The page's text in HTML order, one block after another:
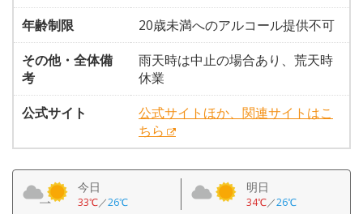
年齢制限
20歳未満へのアルコール提供不可
その他・全体備
考
雨天時は中止の場合あり、荒天時
休業
公式サイト
公式サイトほか、関連サイトはこ
ちら
今日
33℃／26℃
明日
34℃／26℃